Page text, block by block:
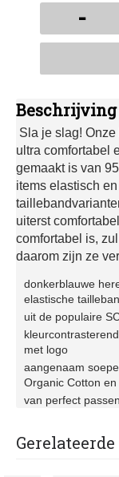
-
Beschrijving
Sla je slag!
ultra comfortabel
gemaakt is van
items elastisch
uiterst
comfortabel is,
daarom zijn ze
donkerblauwe
elastische
uit de populaire
met logo
aangenaam
Organic Cotton
van perfect